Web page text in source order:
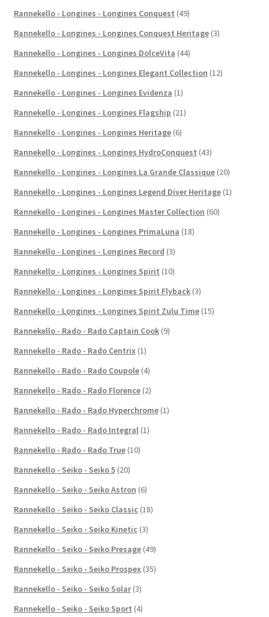
Rannekello - Longines - Longines Conquest (49)
Rannekello - Longines - Longines Conquest Heritage (3)
Rannekello - Longines - Longines DolceVita (44)
Rannekello - Longines - Longines Elegant Collection (12)
Rannekello - Longines - Longines Evidenza (1)
Rannekello - Longines - Longines Flagship (21)
Rannekello - Longines - Longines Heritage (6)
Rannekello - Longines - Longines HydroConquest (43)
Rannekello - Longines - Longines La Grande Classique (20)
Rannekello - Longines - Longines Legend Diver Heritage (1)
Rannekello - Longines - Longines Master Collection (60)
Rannekello - Longines - Longines PrimaLuna (18)
Rannekello - Longines - Longines Record (3)
Rannekello - Longines - Longines Spirit (10)
Rannekello - Longines - Longines Spirit Flyback (3)
Rannekello - Longines - Longines Spirit Zulu Time (15)
Rannekello - Rado - Rado Captain Cook (9)
Rannekello - Rado - Rado Centrix (1)
Rannekello - Rado - Rado Coupole (4)
Rannekello - Rado - Rado Florence (2)
Rannekello - Rado - Rado Hyperchrome (1)
Rannekello - Rado - Rado Integral (1)
Rannekello - Rado - Rado True (10)
Rannekello - Seiko - Seiko 5 (20)
Rannekello - Seiko - Seiko Astron (6)
Rannekello - Seiko - Seiko Classic (18)
Rannekello - Seiko - Seiko Kinetic (3)
Rannekello - Seiko - Seiko Presage (49)
Rannekello - Seiko - Seiko Prospex (35)
Rannekello - Seiko - Seiko Solar (3)
Rannekello - Seiko - Seiko Sport (4)